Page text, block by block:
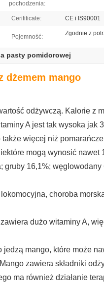
pochodzenia:
Cerifiticate: CE i IS90001
Pojemność: Zgodnie z
pasty pomidorowej
dżemem mango
odżywczą. Kalorie z
A jest tak wysoka jak
także więcej niż
mogą wynosić nawet
gruby 16,1%; węglowodany
choroba
dużo witaminy A,
mango, które może
Mango zawiera składniki
ma również działanie